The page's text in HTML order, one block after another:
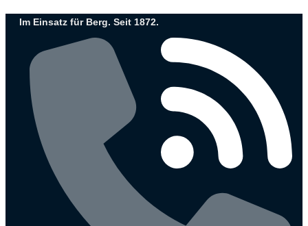
InhaltIm Einsatz für Berg. Seit 1872.